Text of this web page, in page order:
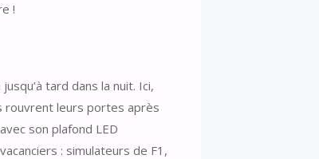
!
tard dans la nuit. Ici,
rouvrent leurs portes après
son plafond LED
: simulateurs de F1,